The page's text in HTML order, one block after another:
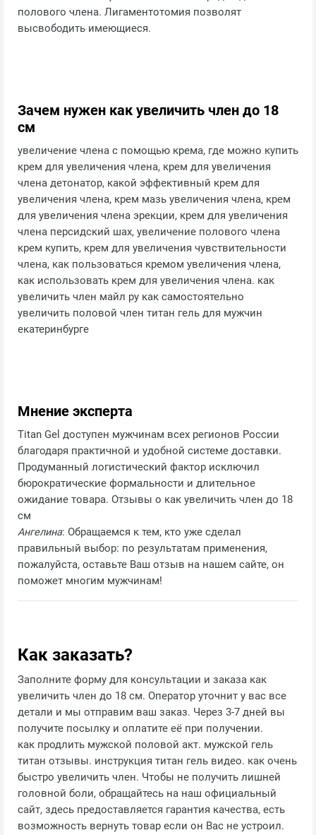
полового члена. Лигаментотомия позволят
высвободить имеющиеся.
Зачем нужен как увеличить член до 18
см
увеличение члена с помощью крема, где можно купить
крем для увеличения члена, крем для увеличения
члена детонатор, какой эффективный крем для
увеличения члена, крем мазь увеличения члена, крем
для увеличения члена эрекции, крем для увеличения
члена персидский шах, увеличение полового члена
крем купить, крем для увеличения чувствительности
члена, как пользоваться кремом увеличения члена,
как использовать крем для увеличения члена. как
увеличить член майл ру как самостоятельно
увеличить половой член титан гель для мужчин
екатеринбурге
Мнение эксперта
Titan Gel доступен мужчинам всех регионов России
благодаря практичной и удобной системе доставки.
Продуманный логистический фактор исключил
бюрократические формальности и длительное
ожидание товара. Отзывы о как увеличить член до 18
см
Ангелина: Обращаемся к тем, кто уже сделал
правильный выбор: по результатам применения,
пожалуйста, оставьте Ваш отзыв на нашем сайте, он
поможет многим мужчинам!
Как заказать?
Заполните форму для консультации и заказа как
увеличить член до 18 см. Оператор уточнит у вас все
детали и мы отправим ваш заказ. Через 3-7 дней вы
получите посылку и оплатите её при получении.
как продлить мужской половой акт. мужской гель
титан отзывы. инструкция титан гель видео. как очень
быстро увеличить член. Чтобы не получить лишней
головной боли, обращайтесь на наш официальный
сайт, здесь предоставляется гарантия качества, есть
возможность вернуть товар если он Вас не устроил.